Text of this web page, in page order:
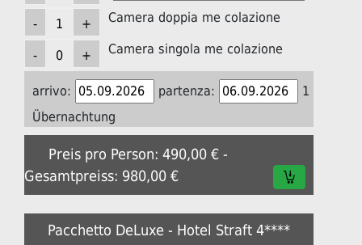
Camera doppia me colazione
Camera singola me colazione
arrivo: partenza:
1
Übernachtung
Preis pro Person: 490,00 € -
Gesamtpreiss: 980,00 €
Pacchetto DeLuxe - Hotel Straft 4****